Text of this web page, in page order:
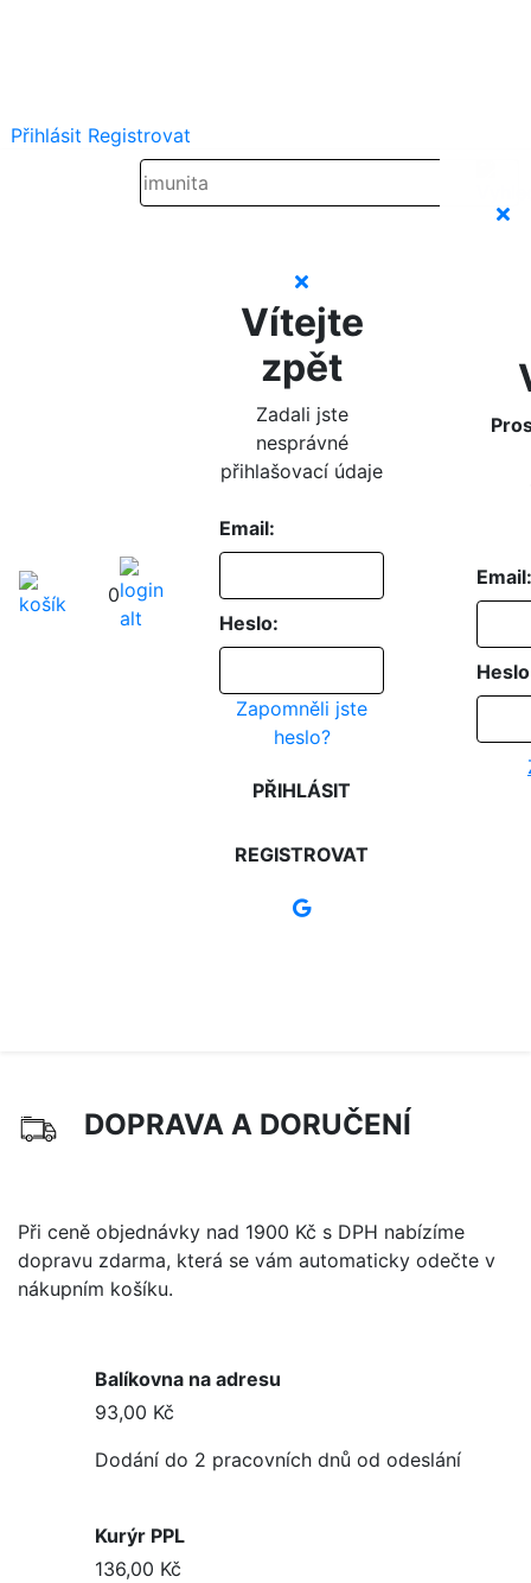
Přihlásit Registrovat
0
Vítejte
zpět
Zadali jste
nesprávné
přihlašovací údaje
Email:
Heslo:
Zapomněli jste
heslo?
PŘIHLÁSIT
REGISTROVAT
Email:
DOPRAVA A DORUČENÍ
Při ceně objednávky nad 1900 Kč s DPH nabízíme
dopravu zdarma, která se vám automaticky odečte v
nákupním košíku.
Balíkovna na adresu
93,00 Kč
Dodání do 2 pracovních dnů od odeslání
Kurýr PPL
136,00 Kč